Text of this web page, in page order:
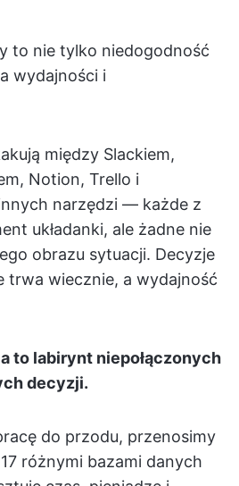
to nie tylko niedogodność
wydajności i
między Slackiem,
Notion, Trello i
narzędzi — każde z
układanki, ale żadne nie
obrazu sytuacji. Decyzje
trwa wiecznie, a wydajność
to labirynt niepołączonych
decyzji.
do przodu, przenosimy
różnymi bazami danych